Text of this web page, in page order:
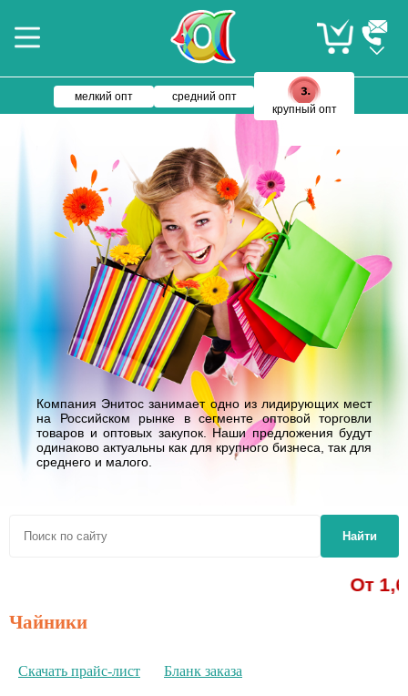
мелкий опт
средний опт
крупный опт
Компания Энитос занимает одно из лидирующих мест
на Российском рынке в сегменте оптовой торговли
товаров и оптовых закупок. Наши предложения будут
одинаково актуальны как для крупного бизнеса, так для
среднего и малого.
Найти
От 1,62 р. -
Чайники
Скачать прайс-лист Бланк заказа